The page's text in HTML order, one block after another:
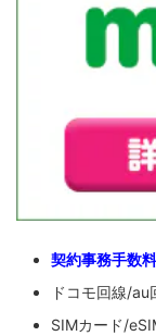
契約事務手数
ドコモ回線/
SIMカード/